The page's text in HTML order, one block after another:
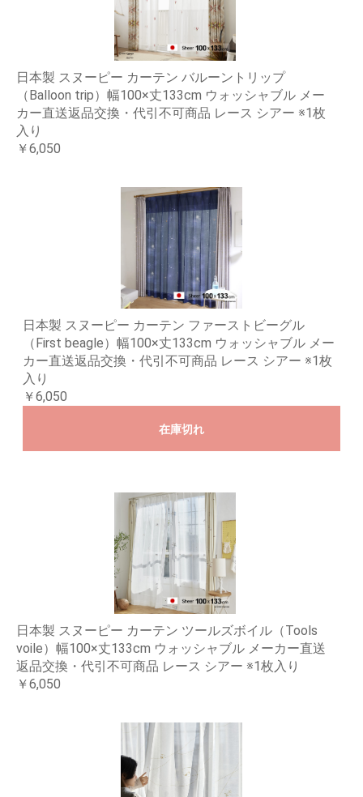
日本製 スヌーピー カーテン バルーントリップ
（Balloon trip）幅100×丈133cm ウォッシャブル メー
カー直送返品交換・代引不可商品 レース シアー ※1枚
入り
￥6,050
日本製 スヌーピー カーテン ファーストビーグル
（First beagle）幅100×丈133cm ウォッシャブル メー
カー直送返品交換・代引不可商品 レース シアー ※1枚
入り
￥6,050
在庫切れ
日本製 スヌーピー カーテン ツールズボイル（Tools
voile）幅100×丈133cm ウォッシャブル メーカー直送
返品交換・代引不可商品 レース シアー ※1枚入り
￥6,050